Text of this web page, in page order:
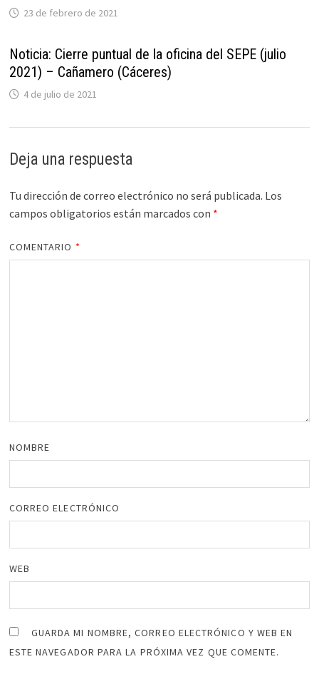
23 de febrero de 2021
Noticia: Cierre puntual de la oficina del SEPE (julio
2021) – Cañamero (Cáceres)
4 de julio de 2021
Deja una respuesta
Tu dirección de correo electrónico no será publicada. Los
campos obligatorios están marcados con *
COMENTARIO *
NOMBRE
CORREO ELECTRÓNICO
WEB
GUARDA MI NOMBRE, CORREO ELECTRÓNICO Y WEB EN
ESTE NAVEGADOR PARA LA PRÓXIMA VEZ QUE COMENTE.